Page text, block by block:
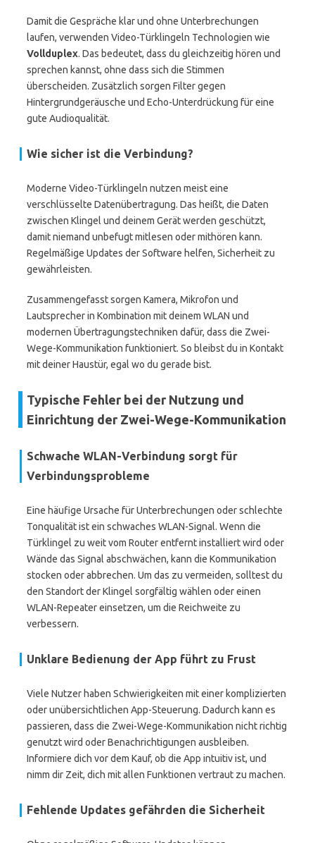
Damit die Gespräche klar und ohne Unterbrechungen
laufen, verwenden Video-Türklingeln Technologien wie
Vollduplex. Das bedeutet, dass du gleichzeitig hören und
sprechen kannst, ohne dass sich die Stimmen
überscheiden. Zusätzlich sorgen Filter gegen
Hintergrundgeräusche und Echo-Unterdrückung für eine
gute Audioqualität.
Wie sicher ist die Verbindung?
Moderne Video-Türklingeln nutzen meist eine
verschlüsselte Datenübertragung. Das heißt, die Daten
zwischen Klingel und deinem Gerät werden geschützt,
damit niemand unbefugt mitlesen oder mithören kann.
Regelmäßige Updates der Software helfen, Sicherheit zu
gewährleisten.
Zusammengefasst sorgen Kamera, Mikrofon und
Lautsprecher in Kombination mit deinem WLAN und
modernen Übertragungstechniken dafür, dass die Zwei-
Wege-Kommunikation funktioniert. So bleibst du in Kontakt
mit deiner Haustür, egal wo du gerade bist.
Typische Fehler bei der Nutzung und
Einrichtung der Zwei-Wege-Kommunikation
Schwache WLAN-Verbindung sorgt für
Verbindungsprobleme
Eine häufige Ursache für Unterbrechungen oder schlechte
Tonqualität ist ein schwaches WLAN-Signal. Wenn die
Türklingel zu weit vom Router entfernt installiert wird oder
Wände das Signal abschwächen, kann die Kommunikation
stocken oder abbrechen. Um das zu vermeiden, solltest du
den Standort der Klingel sorgfältig wählen oder einen
WLAN-Repeater einsetzen, um die Reichweite zu
verbessern.
Unklare Bedienung der App führt zu Frust
Viele Nutzer haben Schwierigkeiten mit einer komplizierten
oder unübersichtlichen App-Steuerung. Dadurch kann es
passieren, dass die Zwei-Wege-Kommunikation nicht richtig
genutzt wird oder Benachrichtigungen ausbleiben.
Informiere dich vor dem Kauf, ob die App intuitiv ist, und
nimm dir Zeit, dich mit allen Funktionen vertraut zu machen.
Fehlende Updates gefährden die Sicherheit